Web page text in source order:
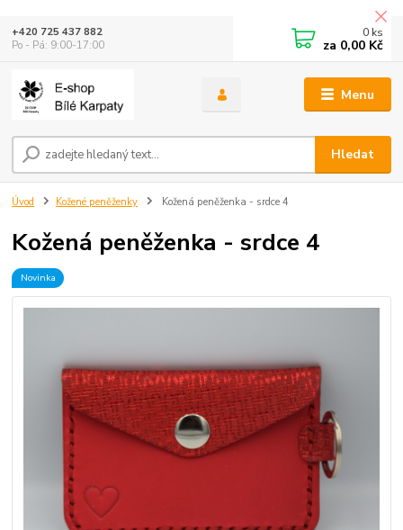
Menu
Hledat
+420 725 437 882
Po - Pá: 9:00-17:00
0 ks
za 0,00 Kč
Úvod Kožené peněženky Kožená peněženka - srdce 4
Kožená peněženka - srdce 4
Novinka